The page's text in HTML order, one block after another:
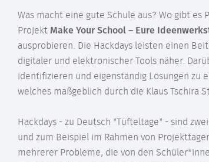
Was macht eine gute Schule aus? Wo gibt
Projekt Make Your School – Eure
ausprobieren. Die Hackdays leisten einen
digitaler und elektronischer Tools näher.
identifizieren und eigenständig Lösungen zu
welches maßgeblich durch die Klaus Tschira
Hackdays - zu Deutsch "Tüfteltage" - sind
und zum Beispiel im Rahmen von
mehrerer Probleme, die von den